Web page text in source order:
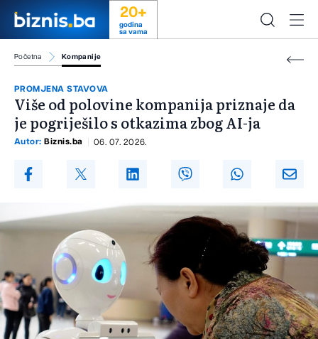
20+
godina
sa vama
Početna Kompanije
PROMJENA STAVOVA
Više od polovine kompanija priznaje da
je pogriješilo s otkazima zbog AI-ja
Autor: Biznis.ba 06. 07. 2026.